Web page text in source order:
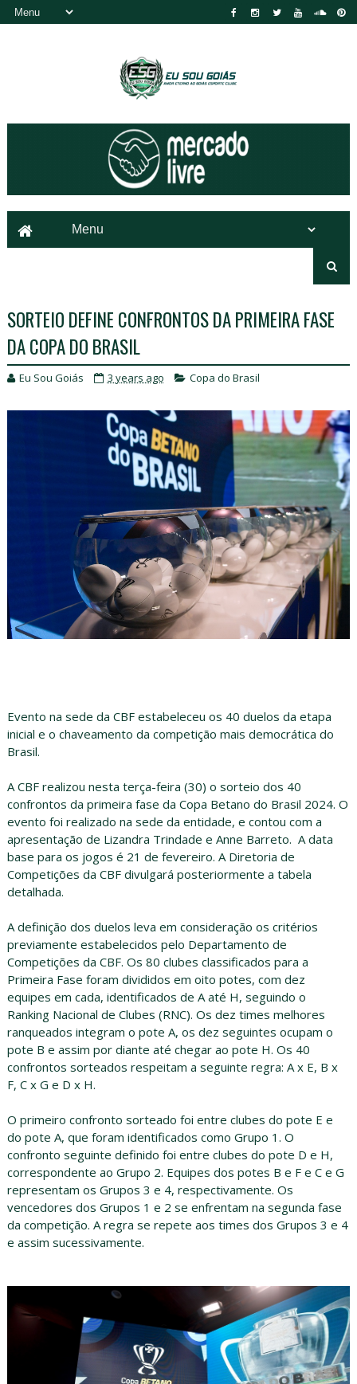
SORTEIO DEFINE CONFRONTOS DA PRIMEIRA FASE
DA COPA DO BRASIL
Eu Sou Goiás 3 years ago Copa do Brasil
Evento na sede da CBF estabeleceu os 40 duelos da etapa
inicial e o chaveamento da competição mais democrática do
Brasil.
A CBF realizou nesta terça-feira (30) o sorteio dos 40
confrontos da primeira fase da Copa Betano do Brasil 2024. O
evento foi realizado na sede da entidade, e contou com a
apresentação de Lizandra Trindade e Anne Barreto. A data
base para os jogos é 21 de fevereiro. A Diretoria de
Competições da CBF divulgará posteriormente a tabela
detalhada.
A definição dos duelos leva em consideração os critérios
previamente estabelecidos pelo Departamento de
Competições da CBF. Os 80 clubes classificados para a
Primeira Fase foram divididos em oito potes, com dez
equipes em cada, identificados de A até H, seguindo o
Ranking Nacional de Clubes (RNC). Os dez times melhores
ranqueados integram o pote A, os dez seguintes ocupam o
pote B e assim por diante até chegar ao pote H. Os 40
confrontos sorteados respeitam a seguinte regra: A x E, B x
F, C x G e D x H.
O primeiro confronto sorteado foi entre clubes do pote E e
do pote A, que foram identificados como Grupo 1. O
confronto seguinte definido foi entre clubes do pote D e H,
correspondente ao Grupo 2. Equipes dos potes B e F e C e G
representam os Grupos 3 e 4, respectivamente. Os
vencedores dos Grupos 1 e 2 se enfrentam na segunda fase
da competição. A regra se repete aos times dos Grupos 3 e 4
e assim sucessivamente.